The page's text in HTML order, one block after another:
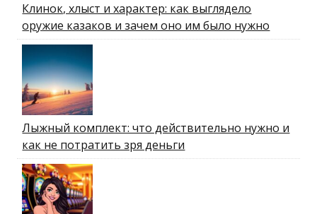
Клинок, хлыст и характер: как выглядело
оружие казаков и зачем оно им было нужно
Лыжный комплект: что действительно нужно и
как не потратить зря деньги